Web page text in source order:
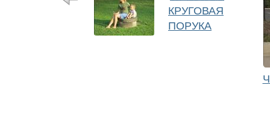
КРУГОВАЯ
ПОРУКА